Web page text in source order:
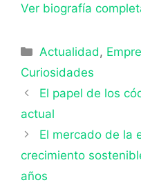
Ver biografía
Categorías
Actualidad ,
Curiosidades
El papel de los
actual
El mercado de la
crecimiento
años